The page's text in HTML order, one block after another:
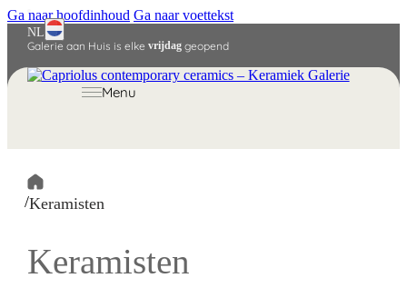
Ga naar hoofdinhoud Ga naar voettekst
Galerie aan Huis is elke vrijdaggeopend
NL
Deutsch
Menu
/Keramisten
Keramisten